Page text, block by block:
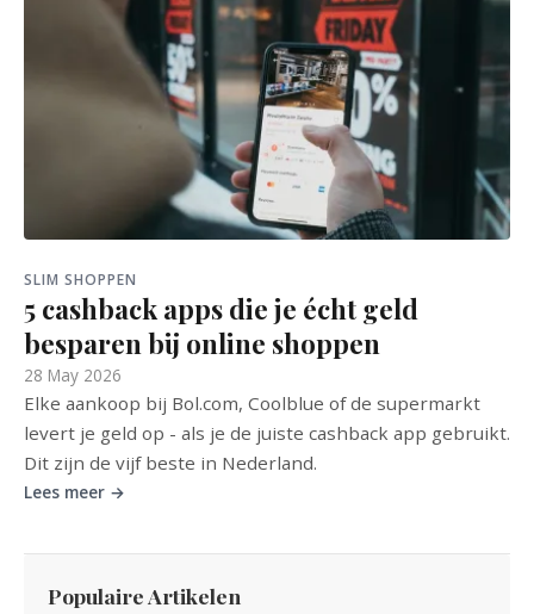
SLIM SHOPPEN
5 cashback apps die je écht geld
besparen bij online shoppen
28 May 2026
Elke aankoop bij Bol.com, Coolblue of de supermarkt
levert je geld op - als je de juiste cashback app gebruikt.
Dit zijn de vijf beste in Nederland.
Lees meer →
Populaire Artikelen